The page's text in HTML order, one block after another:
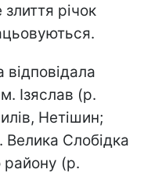
річок
Ізяслав (р.
Нетішин;
Велика Слобідка
району (р.